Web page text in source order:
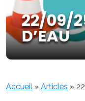
22/09/
D’EAU
Accueil » Articles »